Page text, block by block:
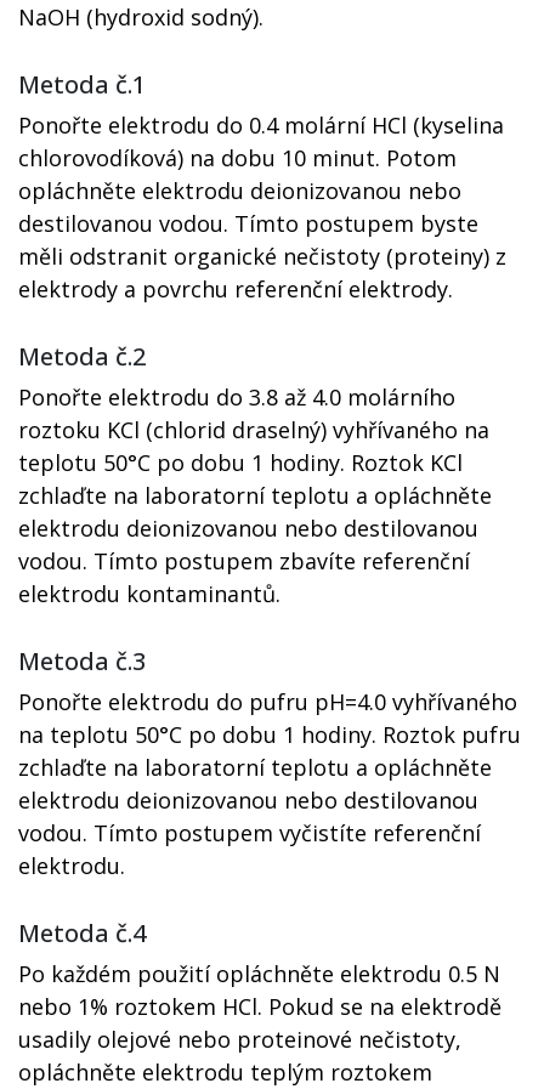
NaOH (hydroxid sodný).
Metoda č.1
Ponořte elektrodu do 0.4 molární HCl (kyselina
chlorovodíková) na dobu 10 minut. Potom
opláchněte elektrodu deionizovanou nebo
destilovanou vodou. Tímto postupem byste
měli odstranit organické nečistoty (proteiny) z
elektrody a povrchu referenční elektrody.
Metoda č.2
Ponořte elektrodu do 3.8 až 4.0 molárního
roztoku KCl (chlorid draselný) vyhřívaného na
teplotu 50°C po dobu 1 hodiny. Roztok KCl
zchlaďte na laboratorní teplotu a opláchněte
elektrodu deionizovanou nebo destilovanou
vodou. Tímto postupem zbavíte referenční
elektrodu kontaminantů.
Metoda č.3
Ponořte elektrodu do pufru pH=4.0 vyhřívaného
na teplotu 50°C po dobu 1 hodiny. Roztok pufru
zchlaďte na laboratorní teplotu a opláchněte
elektrodu deionizovanou nebo destilovanou
vodou. Tímto postupem vyčistíte referenční
elektrodu.
Metoda č.4
Po každém použití opláchněte elektrodu 0.5 N
nebo 1% roztokem HCl. Pokud se na elektrodě
usadily olejové nebo proteinové nečistoty,
opláchněte elektrodu teplým roztokem